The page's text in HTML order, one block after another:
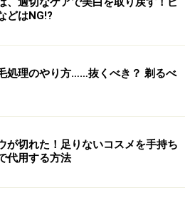
110mg 23mg
2.1mg 0.8mg
0.41mg 0.08mg
どはNG!?
処理のやり方……抜くべき？ 剃るべ
が切れた！足りないコスメを手持ち
代用する方法